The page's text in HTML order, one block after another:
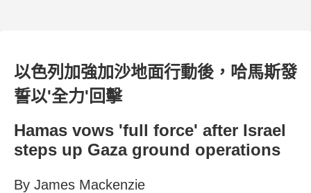
以色列加強加沙地面行動後，哈馬斯發
誓以'全力'回擊
Hamas vows 'full force' after Israel
steps up Gaza ground operations
By James Mackenzie